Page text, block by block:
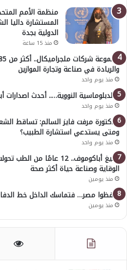
منظمة الأمم
المستشارة داليا
الدولية بجدة
منذ 15 ساعة
والريادة في صناعة وتجارة الموازين
منذ يوم واحد
( الدبلوماسية النووية….. أحدث اصدارات
منذ يوم واحد
الدكتورة مرفت فايز السالم: تساقط
ومتى يستدعي استشارة الطبيب؟
منذ يوم واحد
أوليغ أباكوموف.. 12 عامًا
الوقاية وصناعة حياة أكثر صحة
منذ يومين
احفظوا مصر… فتماسك الداخل خط
منذ يومين